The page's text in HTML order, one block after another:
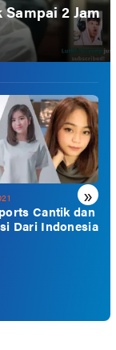
2 Jam
»
Cantik dan
Dari Indonesia